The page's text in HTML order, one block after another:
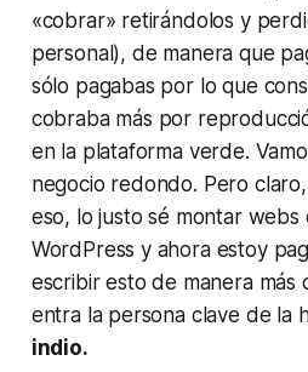
«cobrar» retirándolos y
personal), de manera que
sólo pagabas por lo que
cobraba más por
en la plataforma verde.
negocio redondo. Pero
eso, lo justo sé montar webs
WordPress y ahora estoy
escribir esto de manera más
entra la persona clave de la
indio.